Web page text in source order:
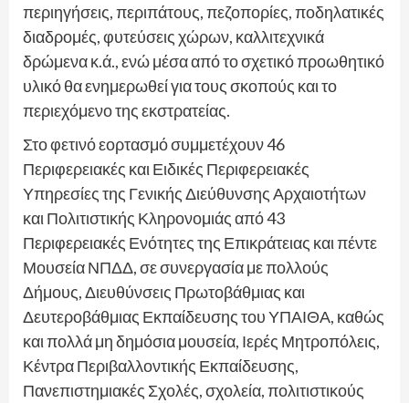
περιηγήσεις, περιπάτους, πεζοπορίες, ποδηλατικές
διαδρομές, φυτεύσεις χώρων, καλλιτεχνικά
δρώμενα κ.ά., ενώ μέσα από το σχετικό προωθητικό
υλικό θα ενημερωθεί για τους σκοπούς και το
περιεχόμενο της εκστρατείας.
Στο φετινό εορτασμό συμμετέχουν 46
Περιφερειακές και Ειδικές Περιφερειακές
Υπηρεσίες της Γενικής Διεύθυνσης Αρχαιοτήτων
και Πολιτιστικής Κληρονομιάς από 43
Περιφερειακές Ενότητες της Επικράτειας και πέντε
Μουσεία ΝΠΔΔ, σε συνεργασία με πολλούς
Δήμους, Διευθύνσεις Πρωτοβάθμιας και
Δευτεροβάθμιας Εκπαίδευσης του ΥΠΑΙΘΑ, καθώς
και πολλά μη δημόσια μουσεία, Ιερές Μητροπόλεις,
Κέντρα Περιβαλλοντικής Εκπαίδευσης,
Πανεπιστημιακές Σχολές, σχολεία, πολιτιστικούς